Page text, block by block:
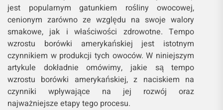
jest popularnym gatunkiem rośliny owocowej,
cenionym zarówno ze względu na swoje walory
smakowe, jak i właściwości zdrowotne. Tempo
wzrostu borówki amerykańskiej jest istotnym
czynnikiem w produkcji tych owoców. W niniejszym
artykule dokładnie omówimy, jakie są tempo
wzrostu borówki amerykańskiej, z naciskiem na
czynniki wpływające na jej rozwój oraz
najważniejsze etapy tego procesu.